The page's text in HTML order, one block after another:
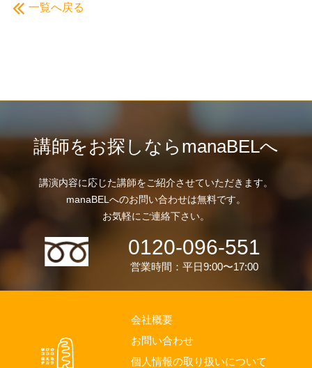
一覧へ戻る
講師をお探しならmanaBELへ
講演内容に応じた講師をご紹介させていただきます。
manaBELへのお問い合わせは無料です。
お気軽にご連絡下さい。
0120-096-551
営業時間：平日9:00〜17:00
会社概要
お問い合わせ
個人情報の取り扱いについて